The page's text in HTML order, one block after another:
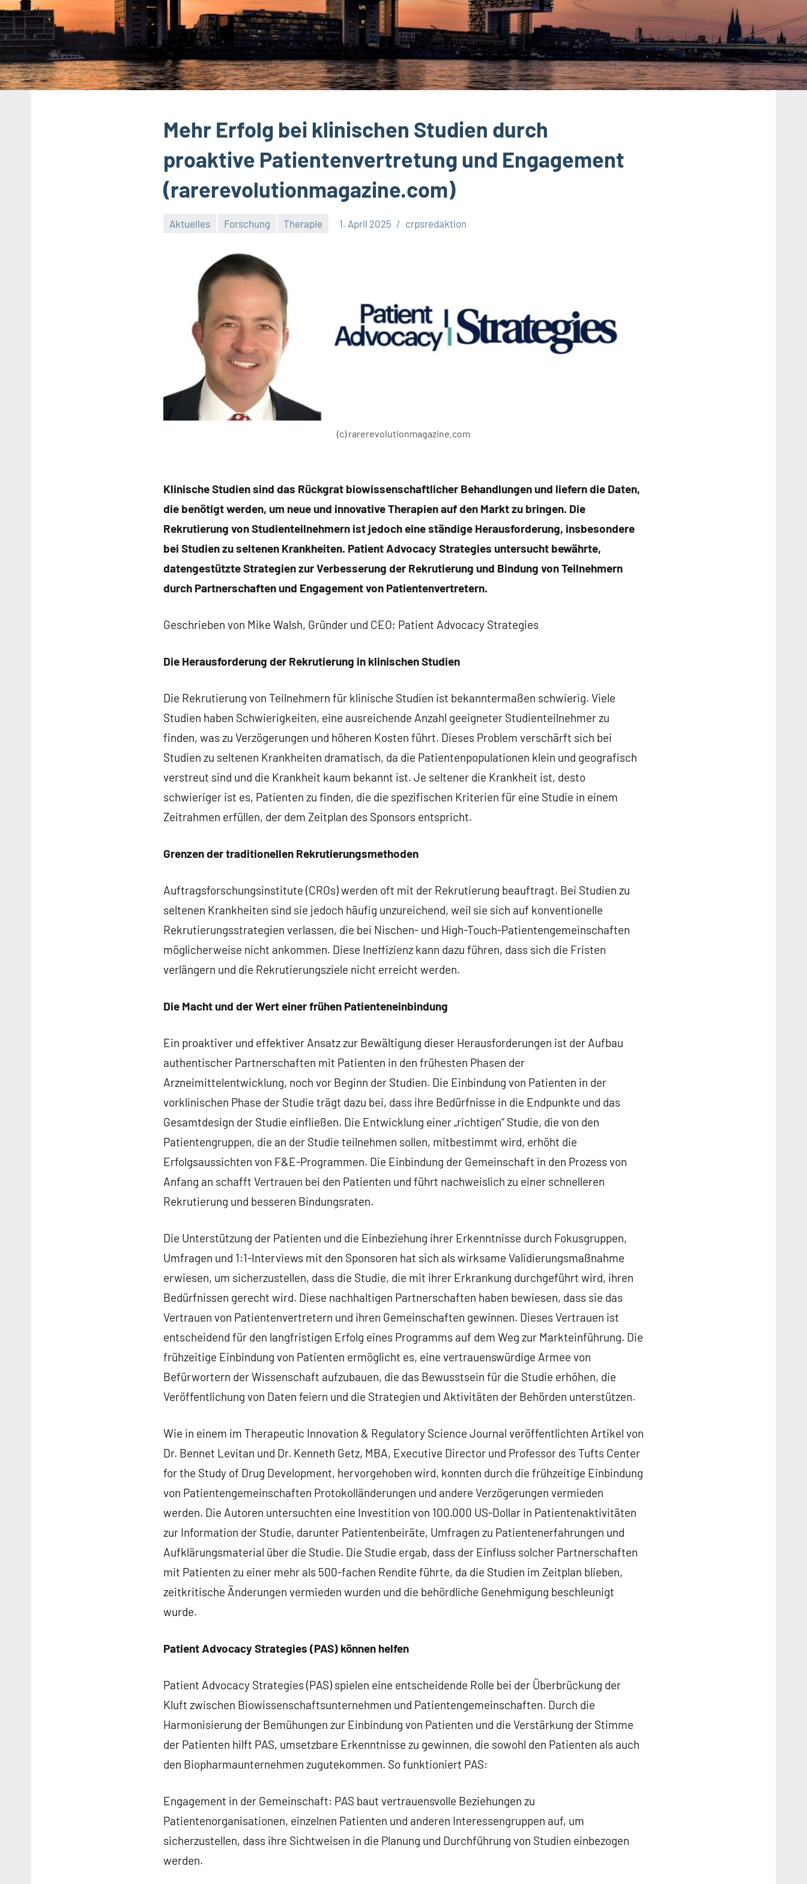
Mehr Erfolg bei klinischen Studien durch
proaktive Patientenvertretung und Engagement
(rarerevolutionmagazine.com)
Aktuelles Forschung Therapie 1. April 2025 crpsredaktion
(c) rarerevolutionmagazine.com
Klinische Studien sind das Rückgrat biowissenschaftlicher Behandlungen und liefern die Daten,
die benötigt werden, um neue und innovative Therapien auf den Markt zu bringen. Die
Rekrutierung von Studienteilnehmern ist jedoch eine ständige Herausforderung, insbesondere
bei Studien zu seltenen Krankheiten. Patient Advocacy Strategies untersucht bewährte,
datengestützte Strategien zur Verbesserung der Rekrutierung und Bindung von Teilnehmern
durch Partnerschaften und Engagement von Patientenvertretern.
Geschrieben von Mike Walsh, Gründer und CEO; Patient Advocacy Strategies
Die Herausforderung der Rekrutierung in klinischen Studien
Die Rekrutierung von Teilnehmern für klinische Studien ist bekanntermaßen schwierig. Viele
Studien haben Schwierigkeiten, eine ausreichende Anzahl geeigneter Studienteilnehmer zu
finden, was zu Verzögerungen und höheren Kosten führt. Dieses Problem verschärft sich bei
Studien zu seltenen Krankheiten dramatisch, da die Patientenpopulationen klein und geografisch
verstreut sind und die Krankheit kaum bekannt ist. Je seltener die Krankheit ist, desto
schwieriger ist es, Patienten zu finden, die die spezifischen Kriterien für eine Studie in einem
Zeitrahmen erfüllen, der dem Zeitplan des Sponsors entspricht.
Grenzen der traditionellen Rekrutierungsmethoden
Auftragsforschungsinstitute (CROs) werden oft mit der Rekrutierung beauftragt. Bei Studien zu
seltenen Krankheiten sind sie jedoch häufig unzureichend, weil sie sich auf konventionelle
Rekrutierungsstrategien verlassen, die bei Nischen- und High-Touch-Patientengemeinschaften
möglicherweise nicht ankommen. Diese Ineffizienz kann dazu führen, dass sich die Fristen
verlängern und die Rekrutierungsziele nicht erreicht werden.
Die Macht und der Wert einer frühen Patienteneinbindung
Ein proaktiver und effektiver Ansatz zur Bewältigung dieser Herausforderungen ist der Aufbau
authentischer Partnerschaften mit Patienten in den frühesten Phasen der
Arzneimittelentwicklung, noch vor Beginn der Studien. Die Einbindung von Patienten in der
vorklinischen Phase der Studie trägt dazu bei, dass ihre Bedürfnisse in die Endpunkte und das
Gesamtdesign der Studie einfließen. Die Entwicklung einer „richtigen“ Studie, die von den
Patientengruppen, die an der Studie teilnehmen sollen, mitbestimmt wird, erhöht die
Erfolgsaussichten von F&E-Programmen. Die Einbindung der Gemeinschaft in den Prozess von
Anfang an schafft Vertrauen bei den Patienten und führt nachweislich zu einer schnelleren
Rekrutierung und besseren Bindungsraten.
Die Unterstützung der Patienten und die Einbeziehung ihrer Erkenntnisse durch Fokusgruppen,
Umfragen und 1:1-Interviews mit den Sponsoren hat sich als wirksame Validierungsmaßnahme
erwiesen, um sicherzustellen, dass die Studie, die mit ihrer Erkrankung durchgeführt wird, ihren
Bedürfnissen gerecht wird. Diese nachhaltigen Partnerschaften haben bewiesen, dass sie das
Vertrauen von Patientenvertretern und ihren Gemeinschaften gewinnen. Dieses Vertrauen ist
entscheidend für den langfristigen Erfolg eines Programms auf dem Weg zur Markteinführung. Die
frühzeitige Einbindung von Patienten ermöglicht es, eine vertrauenswürdige Armee von
Befürwortern der Wissenschaft aufzubauen, die das Bewusstsein für die Studie erhöhen, die
Veröffentlichung von Daten feiern und die Strategien und Aktivitäten der Behörden unterstützen.
Wie in einem im Therapeutic Innovation & Regulatory Science Journal veröffentlichten Artikel von
Dr. Bennet Levitan und Dr. Kenneth Getz, MBA, Executive Director und Professor des Tufts Center
for the Study of Drug Development, hervorgehoben wird, konnten durch die frühzeitige Einbindung
von Patientengemeinschaften Protokolländerungen und andere Verzögerungen vermieden
werden. Die Autoren untersuchten eine Investition von 100.000 US-Dollar in Patientenaktivitäten
zur Information der Studie, darunter Patientenbeiräte, Umfragen zu Patientenerfahrungen und
Aufklärungsmaterial über die Studie. Die Studie ergab, dass der Einfluss solcher Partnerschaften
mit Patienten zu einer mehr als 500-fachen Rendite führte, da die Studien im Zeitplan blieben,
zeitkritische Änderungen vermieden wurden und die behördliche Genehmigung beschleunigt
wurde.
Patient Advocacy Strategies (PAS) können helfen
Patient Advocacy Strategies (PAS) spielen eine entscheidende Rolle bei der Überbrückung der
Kluft zwischen Biowissenschaftsunternehmen und Patientengemeinschaften. Durch die
Harmonisierung der Bemühungen zur Einbindung von Patienten und die Verstärkung der Stimme
der Patienten hilft PAS, umsetzbare Erkenntnisse zu gewinnen, die sowohl den Patienten als auch
den Biopharmaunternehmen zugutekommen. So funktioniert PAS:
Engagement in der Gemeinschaft: PAS baut vertrauensvolle Beziehungen zu
Patientenorganisationen, einzelnen Patienten und anderen Interessengruppen auf, um
sicherzustellen, dass ihre Sichtweisen in die Planung und Durchführung von Studien einbezogen
werden.